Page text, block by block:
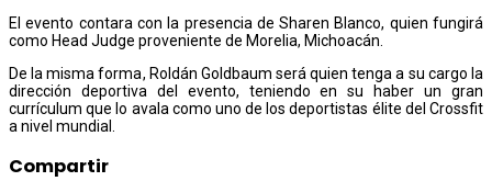
El evento contara con la presencia de Sharen Blanco, quien fungirá
como Head Judge proveniente de Morelia, Michoacán.
De la misma forma, Roldán Goldbaum será quien tenga a su cargo la
dirección deportiva del evento, teniendo en su haber un gran
currículum que lo avala como uno de los deportistas élite del Crossfit
a nivel mundial.
Compartir